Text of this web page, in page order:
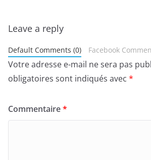
Leave a reply
Default Comments (0) Facebook
Votre adresse e-mail ne sera pas
obligatoires sont indiqués avec *
Commentaire*